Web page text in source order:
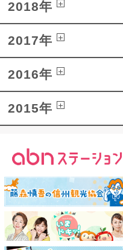
2018年
2017年
2016年
2015年